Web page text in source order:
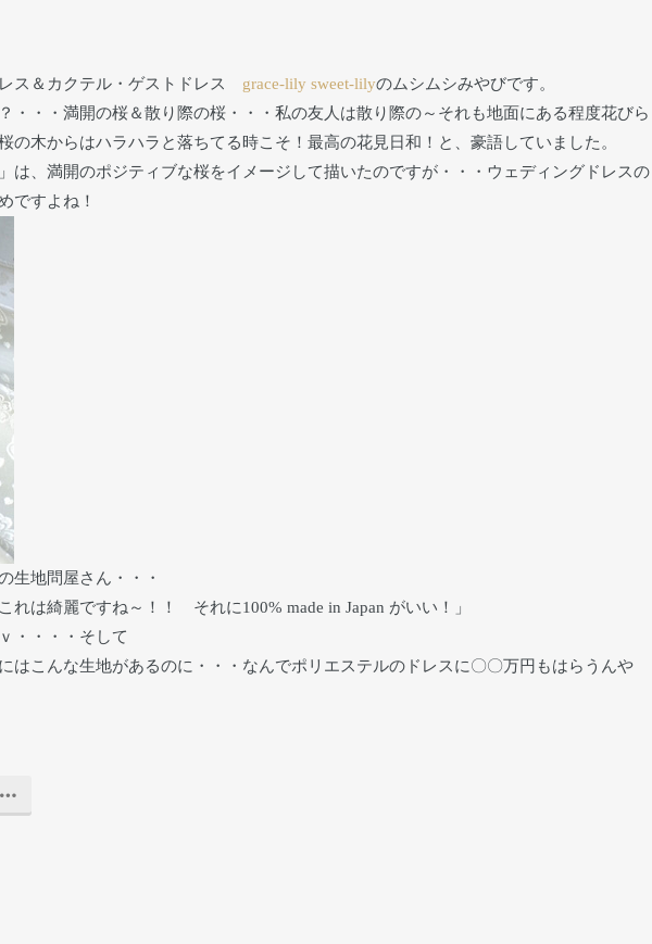
ス＆カクテル・ゲストドレス grace-lily sweet-lilyのムシムシみやびです。
・・・満開の桜＆散り際の桜・・・私の友人は散り際の～それも地面にある程度花びら
木からはハラハラと落ちてる時こそ！最高の花見日和！と、豪語していました。
」は、満開のポジティブな桜をイメージして描いたのですが・・・ウェディングドレスの
ですよね！
生地問屋さん・・・
れは綺麗ですね～！！ それに100% made in Japan がいい！」
・・・・そして
はこんな生地があるのに・・・なんでポリエステルのドレスに〇〇万円もはらうんや